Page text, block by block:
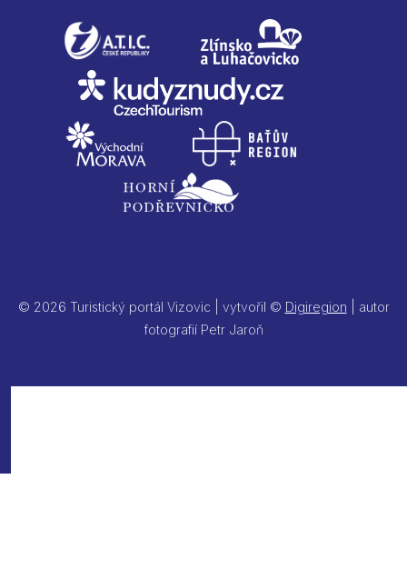
© 2026 Turistický portál Vizovic | vytvořil © Digiregion | autor
fotografií Petr Jaroň